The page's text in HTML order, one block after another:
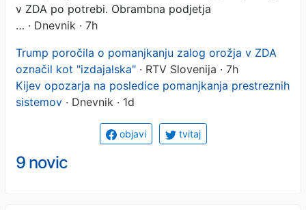
v ZDA po potrebi. Obrambna podjetja
… · Dnevnik · 7h
Trump poročila o pomanjkanju zalog orožja v ZDA
označil kot "izdajalska" · RTV Slovenija · 7h
Kijev opozarja na posledice pomanjkanja prestreznih
sistemov · Dnevnik · 1d
objavi tvitaj
9 novic